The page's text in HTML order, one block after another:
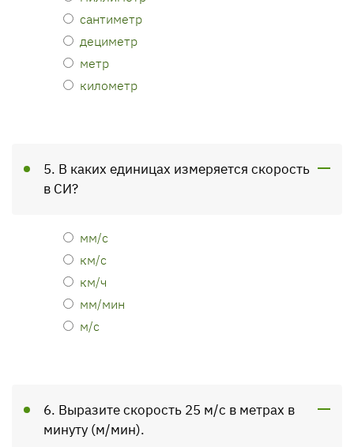
сантиметр
дециметр
метр
километр
5. В каких единицах измеряется скорость
в СИ?
мм/с
км/с
км/ч
мм/мин
м/с
6. Выразите скорость 25 м/с в метрах в
минуту (м/мин).